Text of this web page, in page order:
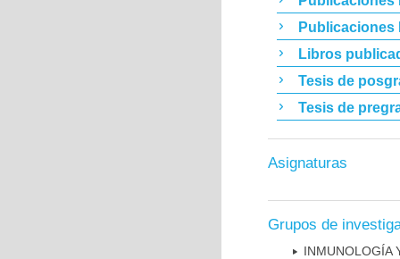
Publicaciones
Libros
Tesis de
Tesis de
Asignaturas
Grupos de
INMUNOLOGÍA